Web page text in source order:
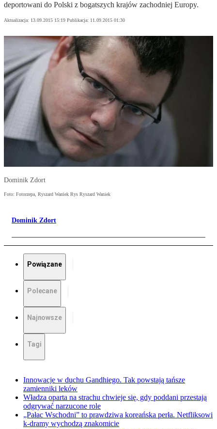
deportowani do Polski z bogatszych krajów zachodniej Europy.
Aktualizacja: 13.09.2015 15:19 Publikacja: 11.09.2015 01:30
Dominik Zdort
Foto: Fotorzepa, Ryszard Waniek Rys Ryszard Waniek
Dominik Zdort
Powiązane
Polecane
Najnowsze
Tagi
Innowacje w duchu Gandhiego. Tak powstają tańsze
zamienniki leków
Władza oparta na strachu chwieje się, gdy poddani przestają
odgrywać narzucone role
„Pałac Wschodni” to prawdziwa koreańska perła. Netfliksowi
k-dramy wychodzą znakomicie